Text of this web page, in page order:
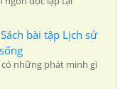
bài tập Lịch sử
những phát minh gì